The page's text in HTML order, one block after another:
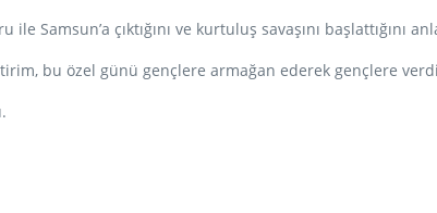
Samsun’a çıktığını ve kurtuluş savaşını başlattığını
bu özel günü gençlere armağan ederek gençlere